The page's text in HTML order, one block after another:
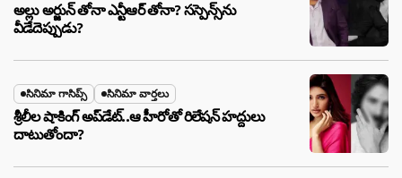
అల్లు అర్జున్ తోనా ఎన్టీఆర్ తోనా? సస్పెన్స్‌ను
వీడేదెప్పుడు?
సినిమా గాసిప్స్ సినిమా వార్తలు
శ్రీలీల షాకింగ్ అప్‌డేట్..ఆ హీరోతో రిలేషన్ హద్దులు
దాటుతోందా?